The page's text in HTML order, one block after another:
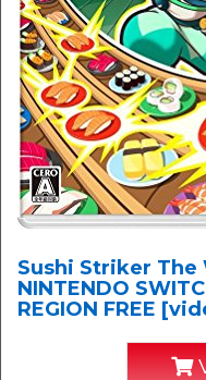
Sushi Striker The
NINTENDO
REGION FREE